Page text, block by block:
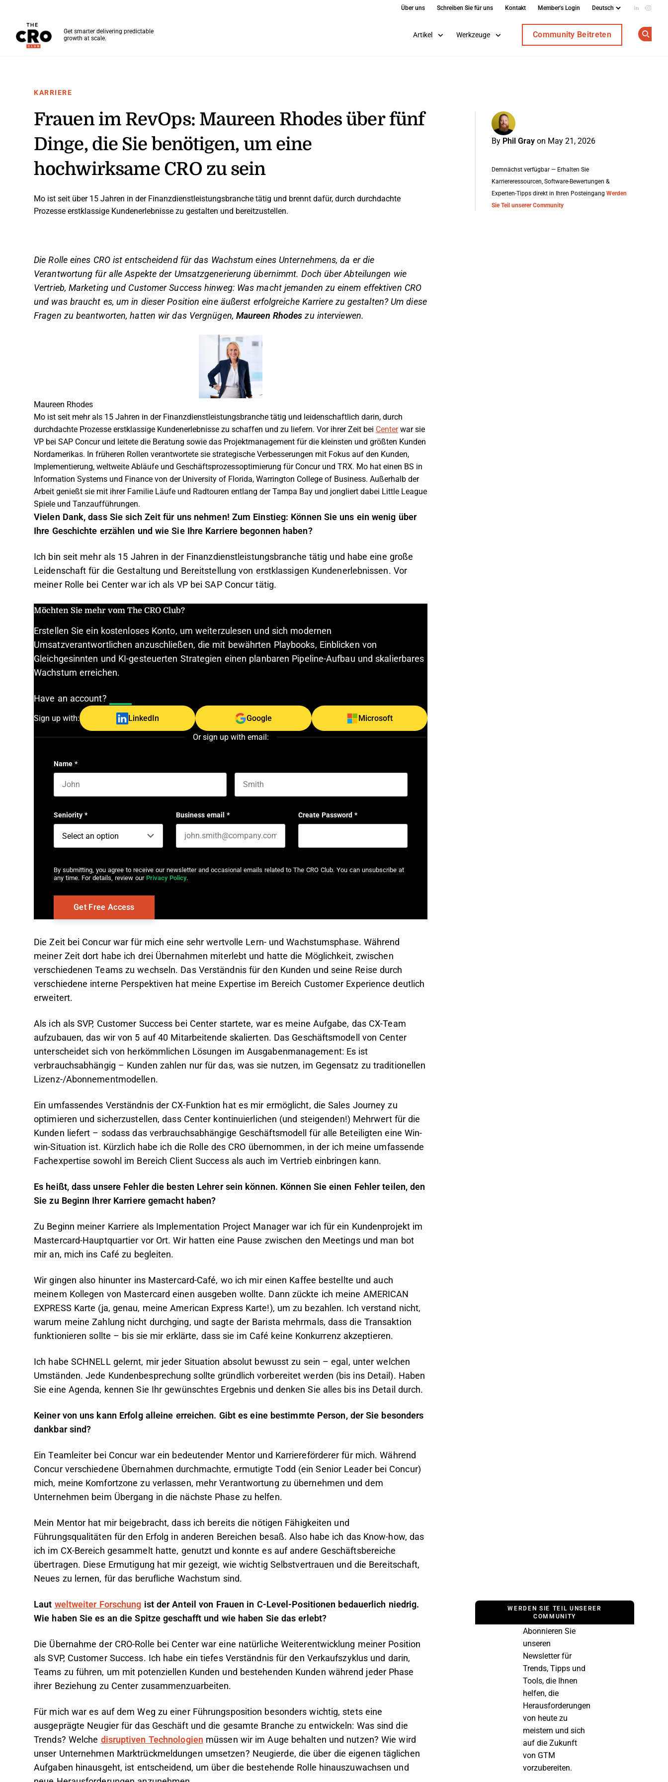
Über uns Schreiben Sie für uns Kontakt Member's Login Add us
Get smarter delivering predictable
growth at scale.
Artikel Werkzeuge Community Beitreten
KARRIERE
Frauen im RevOps: Maureen Rhodes über fünf
Dinge, die Sie benötigen, um eine
hochwirksame CRO zu sein
By Phil Gray on May 21, 2026
Demnächst verfügbar — Erhalten Sie
Karriereressourcen, Software-Bewertungen &
Experten-Tipps direkt in Ihren Posteingang Werden
Sie Teil unserer Community
Mo ist seit über 15 Jahren in der Finanzdienstleistungsbranche tätig und brennt dafür, durch durchdachte
Prozesse erstklassige Kundenerlebnisse zu gestalten und bereitzustellen.
Die Rolle eines CRO ist entscheidend für das Wachstum eines Unternehmens, da er die
Verantwortung für alle Aspekte der Umsatzgenerierung übernimmt. Doch über Abteilungen wie
Vertrieb, Marketing und Customer Success hinweg: Was macht jemanden zu einem effektiven CRO
und was braucht es, um in dieser Position eine äußerst erfolgreiche Karriere zu gestalten? Um diese
Fragen zu beantworten, hatten wir das Vergnügen, Maureen Rhodes zu interviewen.
Maureen Rhodes
Mo ist seit mehr als 15 Jahren in der Finanzdienstleistungsbranche tätig und leidenschaftlich darin, durch
durchdachte Prozesse erstklassige Kundenerlebnisse zu schaffen und zu liefern. Vor ihrer Zeit bei Centerwar sie
VP bei SAP Concur und leitete die Beratung sowie das Projektmanagement für die kleinsten und größten Kunden
Nordamerikas. In früheren Rollen verantwortete sie strategische Verbesserungen mit Fokus auf den Kunden,
Implementierung, weltweite Abläufe und Geschäftsprozessoptimierung für Concur und TRX. Mo hat einen BS in
Information Systems und Finance von der University of Florida, Warrington College of Business. Außerhalb der
Arbeit genießt sie mit ihrer Familie Läufe und Radtouren entlang der Tampa Bay und jongliert dabei Little League
Spiele und Tanzaufführungen.
Vielen Dank, dass Sie sich Zeit für uns nehmen! Zum Einstieg: Können Sie uns ein wenig über
Ihre Geschichte erzählen und wie Sie Ihre Karriere begonnen haben?
Ich bin seit mehr als 15 Jahren in der Finanzdienstleistungsbranche tätig und habe eine große
Leidenschaft für die Gestaltung und Bereitstellung von erstklassigen Kundenerlebnissen. Vor
meiner Rolle bei Center war ich als VP bei SAP Concur tätig.
Möchten Sie mehr vom The CRO Club?
Erstellen Sie ein kostenloses Konto, um weiterzulesen und sich modernen
Umsatzverantwortlichen anzuschließen, die mit bewährten Playbooks, Einblicken von
Gleichgesinnten und KI-gesteuerten Strategien einen planbaren Pipeline-Aufbau und skalierbares
Wachstum erreichen.
Have an account?
Sign up with: LinkedIn Google Microsoft
Or sign up with email:
Name *
Seniority * Business email * Create Password *
By submitting, you agree to receive our newsletter and occasional emails related to The CRO Club. You can unsubscribe at
any time. For details, review our Privacy Policy.
Die Zeit bei Concur war für mich eine sehr wertvolle Lern- und Wachstumsphase. Während
meiner Zeit dort habe ich drei Übernahmen miterlebt und hatte die Möglichkeit, zwischen
verschiedenen Teams zu wechseln. Das Verständnis für den Kunden und seine Reise durch
verschiedene interne Perspektiven hat meine Expertise im Bereich Customer Experience deutlich
erweitert.
Als ich als SVP, Customer Success bei Center startete, war es meine Aufgabe, das CX-Team
aufzubauen, das wir von 5 auf 40 Mitarbeitende skalierten. Das Geschäftsmodell von Center
unterscheidet sich von herkömmlichen Lösungen im Ausgabenmanagement: Es ist
verbrauchsabhängig – Kunden zahlen nur für das, was sie nutzen, im Gegensatz zu traditionellen
Lizenz-/Abonnementmodellen.
Ein umfassendes Verständnis der CX-Funktion hat es mir ermöglicht, die Sales Journey zu
optimieren und sicherzustellen, dass Center kontinuierlichen (und steigenden!) Mehrwert für die
Kunden liefert – sodass das verbrauchsabhängige Geschäftsmodell für alle Beteiligten eine Win-
win-Situation ist. Kürzlich habe ich die Rolle des CRO übernommen, in der ich meine umfassende
Fachexpertise sowohl im Bereich Client Success als auch im Vertrieb einbringen kann.
Es heißt, dass unsere Fehler die besten Lehrer sein können. Können Sie einen Fehler teilen, den
Sie zu Beginn Ihrer Karriere gemacht haben?
Zu Beginn meiner Karriere als Implementation Project Manager war ich für ein Kundenprojekt im
Mastercard-Hauptquartier vor Ort. Wir hatten eine Pause zwischen den Meetings und man bot
mir an, mich ins Café zu begleiten.
Wir gingen also hinunter ins Mastercard-Café, wo ich mir einen Kaffee bestellte und auch
meinem Kollegen von Mastercard einen ausgeben wollte. Dann zückte ich meine AMERICAN
EXPRESS Karte (ja, genau, meine American Express Karte!), um zu bezahlen. Ich verstand nicht,
warum meine Zahlung nicht durchging, und sagte der Barista mehrmals, dass die Transaktion
funktionieren sollte – bis sie mir erklärte, dass sie im Café keine Konkurrenz akzeptieren.
Ich habe SCHNELL gelernt, mir jeder Situation absolut bewusst zu sein – egal, unter welchen
Umständen. Jede Kundenbesprechung sollte gründlich vorbereitet werden (bis ins Detail). Haben
Sie eine Agenda, kennen Sie Ihr gewünschtes Ergebnis und denken Sie alles bis ins Detail durch.
Keiner von uns kann Erfolg alleine erreichen. Gibt es eine bestimmte Person, der Sie besonders
dankbar sind?
Ein Teamleiter bei Concur war ein bedeutender Mentor und Karriereförderer für mich. Während
Concur verschiedene Übernahmen durchmachte, ermutigte Todd (ein Senior Leader bei Concur)
mich, meine Komfortzone zu verlassen, mehr Verantwortung zu übernehmen und dem
Unternehmen beim Übergang in die nächste Phase zu helfen.
Mein Mentor hat mir beigebracht, dass ich bereits die nötigen Fähigkeiten und
Führungsqualitäten für den Erfolg in anderen Bereichen besaß. Also habe ich das Know-how, das
ich im CX-Bereich gesammelt hatte, genutzt und konnte es auf andere Geschäftsbereiche
übertragen. Diese Ermutigung hat mir gezeigt, wie wichtig Selbstvertrauen und die Bereitschaft,
Neues zu lernen, für das berufliche Wachstum sind.
Laut weltweiter Forschung ist der Anteil von Frauen in C-Level-Positionen bedauerlich niedrig.
Wie haben Sie es an die Spitze geschafft und wie haben Sie das erlebt?
Die Übernahme der CRO-Rolle bei Center war eine natürliche Weiterentwicklung meiner Position
als SVP, Customer Success. Ich habe ein tiefes Verständnis für den Verkaufszyklus und darin,
Teams zu führen, um mit potenziellen Kunden und bestehenden Kunden während jeder Phase
ihrer Beziehung zu Center zusammenzuarbeiten.
Für mich war es auf dem Weg zu einer Führungsposition besonders wichtig, stets eine
ausgeprägte Neugier für das Geschäft und die gesamte Branche zu entwickeln: Was sind die
Trends? Welche disruptiven Technologien müssen wir im Auge behalten und nutzen? Wie wird
unser Unternehmen Marktrückmeldungen umsetzen? Neugierde, die über die eigenen täglichen
Aufgaben hinausgeht, ist entscheidend, um über die bestehende Rolle hinauszuwachsen und
WERDEN SIE TEIL UNSERER
COMMUNITY
Abonnieren Sie
unseren
Newsletter für
Trends, Tipps und
Tools, die Ihnen
helfen, die
Herausforderungen
von heute zu
meistern und sich
auf die Zukunft
von GTM
vorzubereiten.